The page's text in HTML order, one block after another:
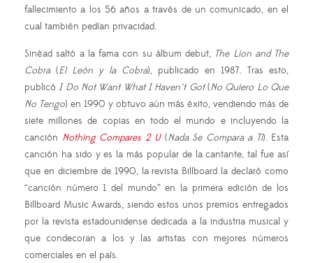
fallecimiento a los 56 años a través de un comunicado, en el
cual también pedían privacidad.
Sinèad saltó a la fama con su álbum debut, The Lion and The
Cobra(El León y la Cobra), publicado en 1987. Tras esto,
publicóI Do Not Want What I Haven´t Got(No Quiero Lo Que
No Tengo) en 1990 y obtuvo aún más éxito, vendiendo más de
siete millones de copias en todo el mundo e incluyendo la
canción Nothing Compares 2 U(Nada Se Compara a Ti). Esta
canción ha sido y es la más popular de la cantante, tal fue así
que en diciembre de 1990, la revista Billboard la declaró como
“canción número 1 del mundo” en la primera edición de los
Billboard Music Awards, siendo estos unos premios entregados
por la revista estadounidense dedicada a la industria musical y
que condecoran a los y las artistas con mejores números
comerciales en el país.